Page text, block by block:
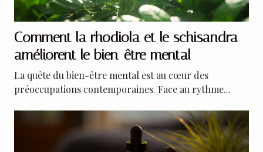
Comment la rhodiola et le schisandra
améliorent le bien-être mental
La quête du bien-être mental est au cœur des
préoccupations contemporaines. Face au rythme...